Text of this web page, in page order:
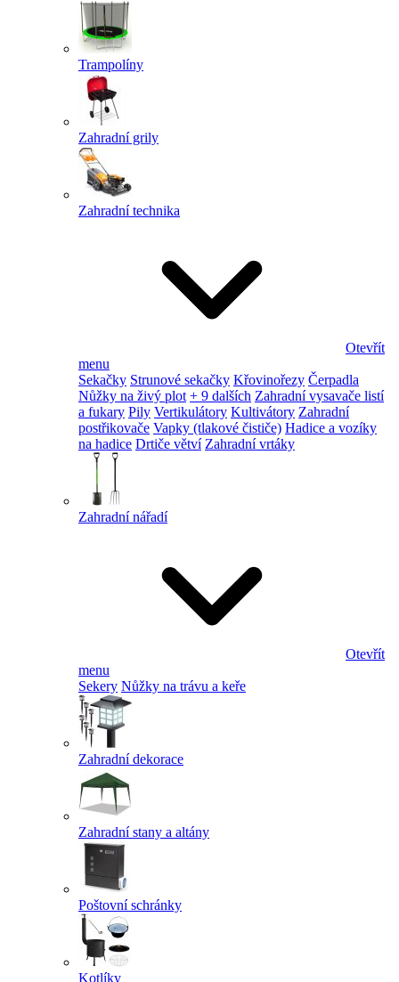
Trampolíny
Zahradní grily
Zahradní technika
Otevřít
menu
Sekačky Strunové sekačky Křovinořezy Čerpadla
Nůžky na živý plot + 9 dalších Zahradní vysavače listí
a fukary Pily Vertikulátory Kultivátory Zahradní
postřikovače Vapky (tlakové čističe) Hadice a vozíky
na hadice Drtiče větví Zahradní vrtáky
Zahradní nářadí
Otevřít
menu
Sekery Nůžky na trávu a keře
Zahradní dekorace
Zahradní stany a altány
Poštovní schránky
Kotlíky